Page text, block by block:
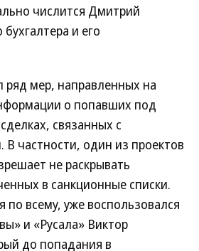
числится Дмитрий
и его
ряд мер, направленных на
о попавших под
связанных с
В частности, один из проектов
не раскрывать
в санкционные списки.
по всему, уже воспользовался
и «Русала» Виктор
до попадания в